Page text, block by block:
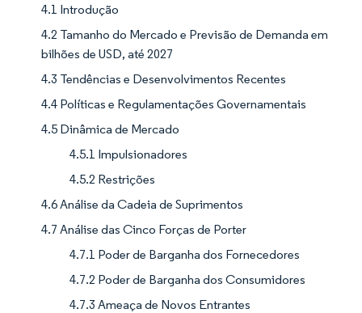
4.1 Introdução
4.2 Tamanho do Mercado e Previsão de Demanda em
bilhões de USD, até 2027
4.3 Tendências e Desenvolvimentos Recentes
4.4 Políticas e Regulamentações Governamentais
4.5 Dinâmica de Mercado
4.5.1 Impulsionadores
4.5.2 Restrições
4.6 Análise da Cadeia de Suprimentos
4.7 Análise das Cinco Forças de Porter
4.7.1 Poder de Barganha dos Fornecedores
4.7.2 Poder de Barganha dos Consumidores
4.7.3 Ameaça de Novos Entrantes